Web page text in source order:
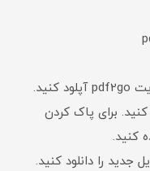
برای پاک کردن
کنید.
جدید را دانلود کنید.